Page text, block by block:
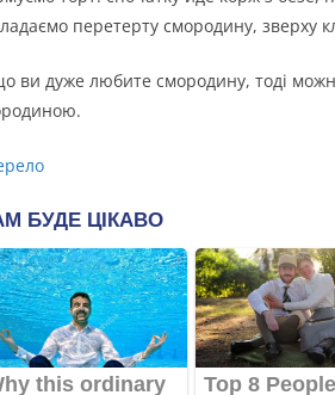
перетерту смородину, зверху
ви дуже любите смородину, тоді